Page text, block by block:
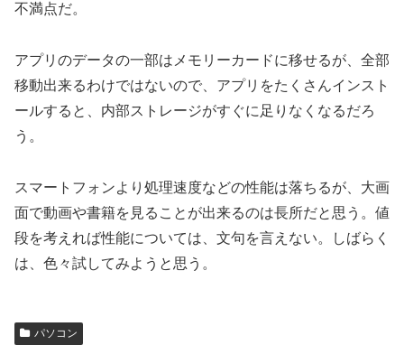
不満点だ。
アプリのデータの一部はメモリーカードに移せるが、全部
移動出来るわけではないので、アプリをたくさんインスト
ールすると、内部ストレージがすぐに足りなくなるだろ
う。
スマートフォンより処理速度などの性能は落ちるが、大画
面で動画や書籍を見ることが出来るのは長所だと思う。値
段を考えれば性能については、文句を言えない。しばらく
は、色々試してみようと思う。
パソコン